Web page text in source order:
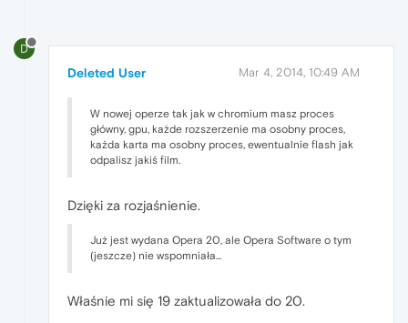
D
Deleted User Mar 4, 2014, 10:49 AM
W nowej operze tak jak w chromium masz proces
główny, gpu, każde rozszerzenie ma osobny proces,
każda karta ma osobny proces, ewentualnie flash jak
odpalisz jakiś film.
Dzięki za rozjaśnienie.
Już jest wydana Opera 20, ale Opera Software o tym
(jeszcze) nie wspomniała...
Właśnie mi się 19 zaktualizowała do 20.